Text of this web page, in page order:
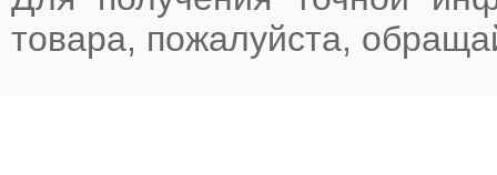
товара, пожалуйста,